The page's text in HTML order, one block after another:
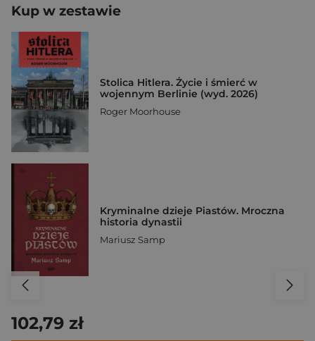
Kup w zestawie
Stolica Hitlera. Życie i śmierć w
wojennym Berlinie (wyd. 2026)
Roger Moorhouse
Kryminalne dzieje Piastów. Mroczna
historia dynastii
Mariusz Samp
102,79 zł